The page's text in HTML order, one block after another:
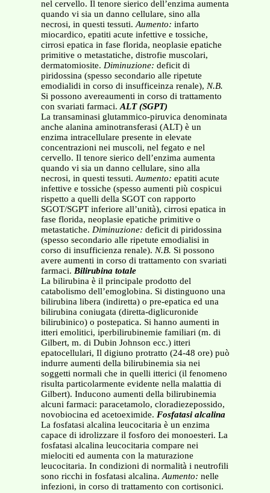
nel cervello. Il tenore sierico dell’enzima aumenta
quando vi sia un danno cellulare, sino alla
necrosi, in questi tessuti.Aumento: infarto
miocardico, epatiti acute infettive e tossiche,
cirrosi epatica in fase florida, neoplasie epatiche
primitive o metastatiche, distrofie muscolari,
dermatomiosite. Diminuzione: deficit di
piridossina (spesso secondario alle ripetute
emodialidi in corso di insufficeinza renale), N.B.
Si possono avereaumenti in corso di trattamento
con svariati farmaci.ALT (SGPT)
La transaminasi glutammico-piruvica denominata
anche alanina aminotransferasi (ALT) è un
enzima intracellulare presente in elevate
concentrazioni nei muscoli, nel fegato e nel
cervello. Il tenore sierico dell’enzima aumenta
quando vi sia un danno cellulare, sino alla
necrosi, in questi tessuti.Aumento: epatiti acute
infettive e tossiche (spesso aumenti più cospicui
rispetto a quelli della SGOT con rapporto
SGOT/SGPT inferiore all’unità), cirrosi epatica in
fase florida, neoplasie epatiche primitive o
metastatiche. Diminuzione: deficit di piridossina
(spesso secondario alle ripetute emodialisi in
corso di insufficienza renale). N.B. Si possono
avere aumenti in corso di trattamento con svariati
farmaci. Bilirubina totale
La bilirubina è il principale prodotto del
catabolismo dell’emoglobina. Si distinguono una
bilirubina libera (indiretta) o pre-epatica ed una
bilirubina coniugata (diretta-diglicuronide
bilirubinico) o postepatica. Si hanno aumenti in
itteri emolitici, iperbilirubinemie familiari (m. di
Gilbert, m. di Dubin Johnson ecc.) itteri
epatocellulari, Il digiuno protratto (24-48 ore) può
indurre aumenti della bilirubinemia sia nei
soggetti normali che in quelli itterici (il fenomeno
risulta particolarmente evidente nella malattia di
Gilbert). Inducono aumenti della bilirubinemia
alcuni farmaci: paracetamolo, cloradiezepossido,
novobiocina ed acetoeximide. Fosfatasi alcalina
La fosfatasi alcalina leucocitaria è un enzima
capace di idrolizzare il fosforo dei monoesteri. La
fosfatasi alcalina leucocitaria compare nei
mielociti ed aumenta con la maturazione
leucocitaria. In condizioni di normalità i neutrofili
sono ricchi in fosfatasi alcalina.Aumento: nelle
infezioni, in corso di trattamento con cortisonici.